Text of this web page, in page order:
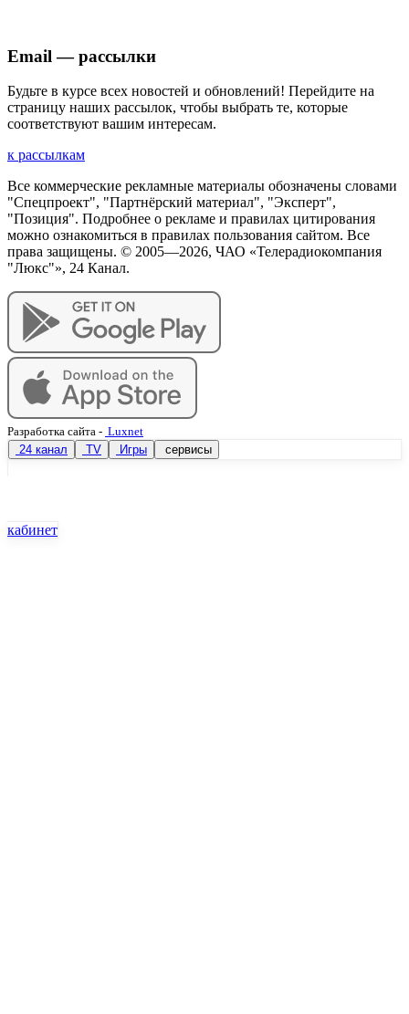
Email — рассылки
Будьте в курсе всех новостей и обновлений! Перейдите на
страницу наших рассылок, чтобы выбрать те, которые
соответствуют вашим интересам.
к рассылкам
Все коммерческие рекламные материалы обозначены словами
"Спецпроект", "Партнёрский материал", "Эксперт",
"Позиция". Подробнее о рекламе и правилах цитирования
можно ознакомиться в правилах пользования сайтом. Все
права защищены. © 2005—2026, ЧАО «Телерадиокомпания
"Люкс"», 24 Канал.
Разработка сайта - Luxnet
24 канал
TV Игры сервисы
кабинет